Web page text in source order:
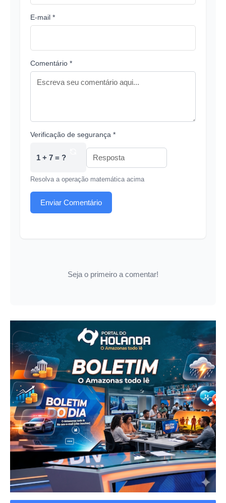
E-mail *
Comentário *
Verificação de segurança *
1 + 7 = ?
Resolva a operação matemática acima
Enviar Comentário
Seja o primeiro a comentar!